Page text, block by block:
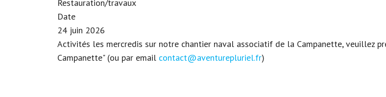
Restauration/travaux
Date
24 juin 2026
Activités les mercredis sur notre chantier naval associatif de la Campanette, veuillez
Campanette" (ou par email contact@aventurepluriel.fr)